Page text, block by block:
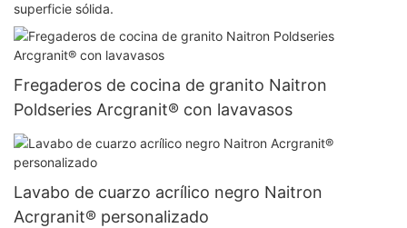
superficie sólida.
Fregaderos de cocina de granito Naitron
Poldseries Arcgranit® con lavavasos
Lavabo de cuarzo acrílico negro Naitron
Acrgranit® personalizado